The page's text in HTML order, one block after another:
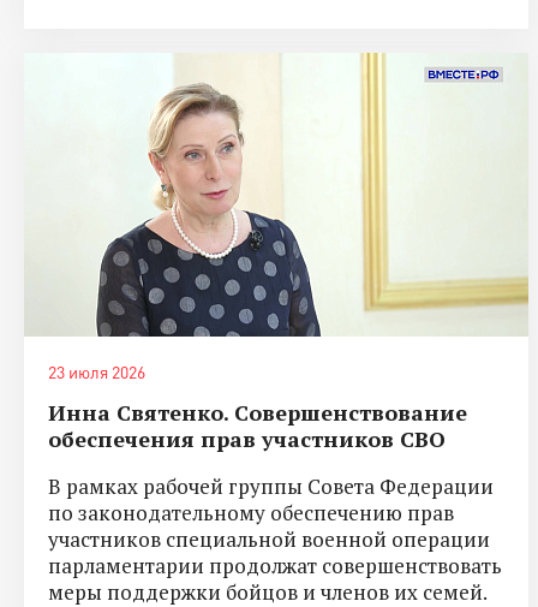
23 июля 2026
Инна Святенко. Совершенствование
обеспечения прав участников СВО
В рамках рабочей группы Совета Федерации
по законодательному обеспечению прав
участников специальной военной операции
парламентарии продолжат совершенствовать
меры поддержки бойцов и членов их семей.